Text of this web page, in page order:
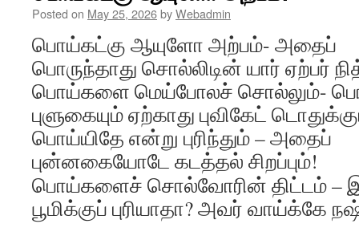
Posted on May 25, 2026byWebadmin
பொய்கட்கு ஆயுளோ அற்பம்- அதைப்
பொருந்தாது சொல்லிடின் யார் ஏற்பர்
பொய்களை மெய்போலச் சொல்லும்-
புளுகையும் ஏற்காது புவிகேட்
பொய்யிதே என்று புரிந்தும் – அதைப்
புன்னகையோடே கடத்தல் சிறப்பும்!
பொய்களைச் சொல்வோரின் திட்டம் –
பூமிக்குப் புரியாதா? அவர் வாய்க்கே